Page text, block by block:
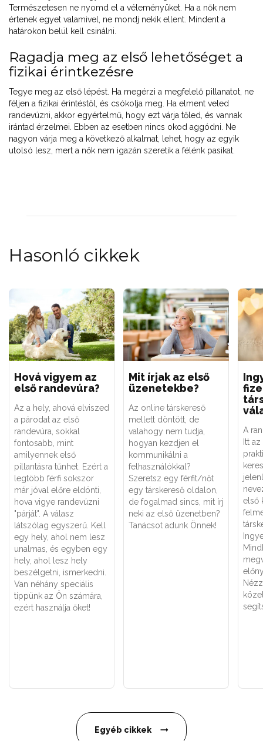
Természetesen ne nyomd el a véleményüket. Ha a nők nem
értenek egyet valamivel, ne mondj nekik ellent. Mindent a
határokon belül kell csinálni.
Ragadja meg az első lehetőséget a
fizikai érintkezésre
Tegye meg az első lépést. Ha megérzi a megfelelő pillanatot, ne
féljen a fizikai érintéstől, és csókolja meg. Ha elment veled
randevúzni, akkor egyértelmű, hogy ezt várja tőled, és vannak
irántad érzelmei. Ebben az esetben nincs okod aggódni. Ne
nagyon várja meg a következő alkalmat, lehet, hogy az egyik
utolsó lesz, mert a nők nem igazán szeretik a félénk pasikat.
Hasonló cikkek
Hová vigyem az
első randevúra?
Az a hely, ahová elviszed
a párodat az első
randevúra, sokkal
fontosabb, mint
amilyennek első
pillantásra tűnhet. Ezért a
legtöbb férfi sokszor
már jóval előre eldönti,
hova vigye randevúzni
"párját". A válasz
látszólag egyszerű. Kell
egy hely, ahol nem lesz
unalmas, és egyben egy
hely, ahol lesz hely
beszélgetni, ismerkedni.
Van néhány speciális
tippünk az Ön számára,
ezért használja őket!
Mit írjak az első
üzenetekbe?
Az online társkereső
mellett döntött, de
valahogy nem tudja,
hogyan kezdjen el
kommunikálni a
felhasználókkal?
Szeretsz egy férfit/nőt
egy társkereső oldalon,
de fogalmad sincs, mit írj
neki az első üzenetben?
Tanácsot adunk Önnek!
A
Itt
első
Egyéb cikkek